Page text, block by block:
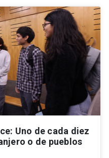
Uno de cada diez
o de pueblos